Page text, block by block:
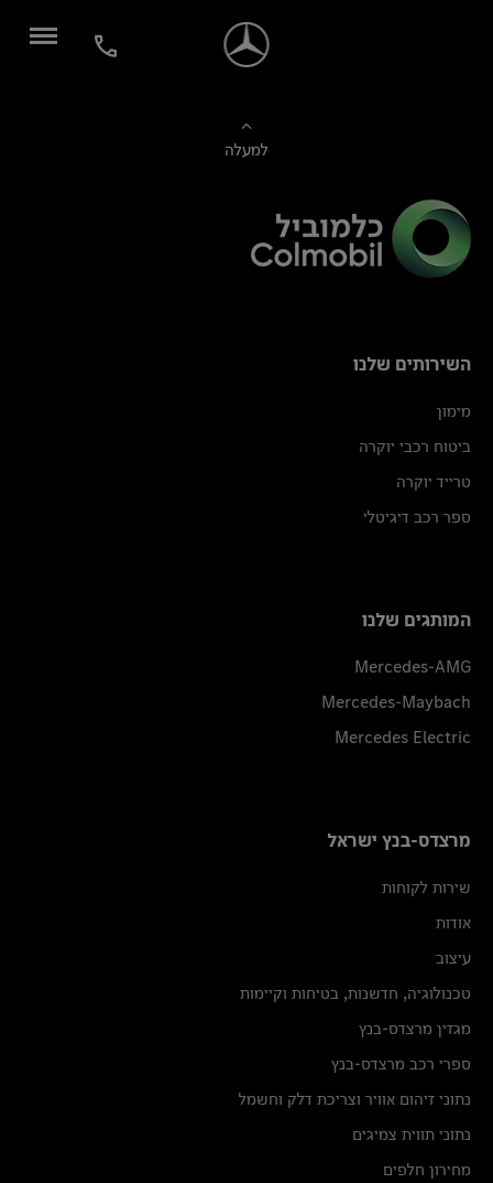
למעלה
השירותים שלנו
מימון
ביטוח רכבי יוקרה
טרייד יוקרה
ספר רכב דיגיטלי
המותגים שלנו
Mercedes-AMG
Mercedes-Maybach
Mercedes Electric
מרצדס-בנץ ישראל
שירות לקוחות
אודות
עיצוב
טכנולוגיה, חדשנות, בטיחות וקיימות
מגזין מרצדס-בנץ
ספרי רכב מרצדס-בנץ
נתוני זיהום אוויר וצריכת דלק וחשמל
נתוני תווית צמיגים
מחירון חלפים